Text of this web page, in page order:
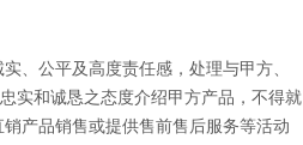
、公平及高度责任感，处理与甲方、
实和诚恳之态度介绍甲方产品，不得就
产品销售或提供售前售后服务等活动